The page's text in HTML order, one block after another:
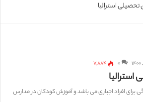
استرالیا
۰ ۷,۸۸۴
استرالیا تا سن ۱۶ سالگی برای افراد اجباری می باشد و آموزش کودکان در مدارس